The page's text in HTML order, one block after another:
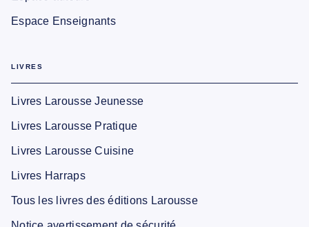
Espace Enseignants
LIVRES
Livres Larousse Jeunesse
Livres Larousse Pratique
Livres Larousse Cuisine
Livres Harraps
Tous les livres des éditions Larousse